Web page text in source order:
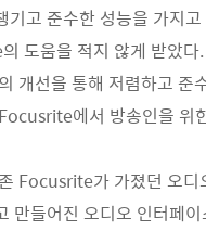
기고 준수한 성능을 가지
도움을 적지 않게 받았
개선을 통해 저렴하고 준
에서 방송인을 위
Focusrite가 가졌던 오디
만들어진 오디오 인터페